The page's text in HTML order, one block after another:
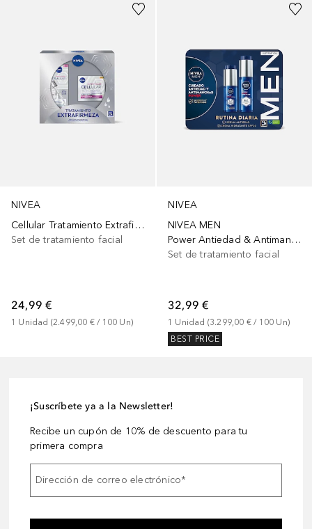
NIVEA
Cellular Tratamiento Extrafirmeza
Set de tratamiento facial
24,99 €
1 Unidad (2.499,00 € / 100 Un)
NIVEA
NIVEA MEN
Power Antiedad & Antimanchas
Set de tratamiento facial
32,99 €
1 Unidad (3.299,00 € / 100 Un)
BEST PRICE
¡Suscríbete ya a la Newsletter!
Recibe un cupón de 10% de descuento para tu
primera compra
Dirección de correo electrónico*